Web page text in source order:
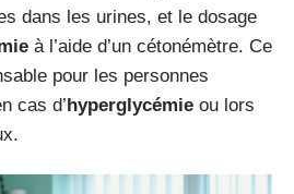
dans les urines, et le dosage
à l’aide d’un cétonémètre. Ce
pour les personnes
cas d’hyperglycémie ou lors